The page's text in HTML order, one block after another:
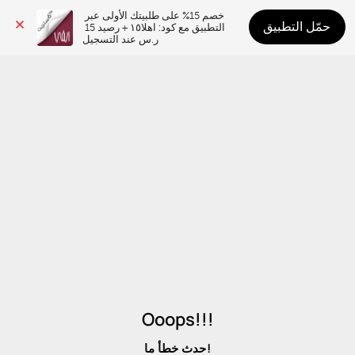
ر.س عند التسجيل
حمّل التطبيق
Ooops!!!
حدث خطأ ما!